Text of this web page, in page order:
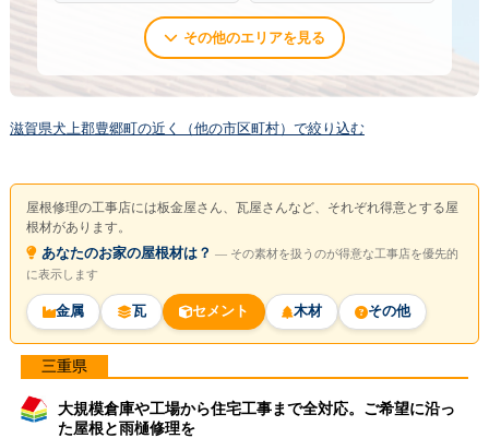
その他のエリアを見る
滋賀県犬上郡豊郷町の近く（他の市区町村）で絞り込む
屋根修理の工事店には板金屋さん、瓦屋さんなど、それぞれ得意とする屋
根材があります。
あなたのお家の屋根材は？ ― その素材を扱うのが得意な工事店を優先的
に表示します
金属 瓦 セメント 木材 その他
三重県
大規模倉庫や工場から住宅工事まで全対応。ご希望に沿っ
た屋根と雨樋修理を